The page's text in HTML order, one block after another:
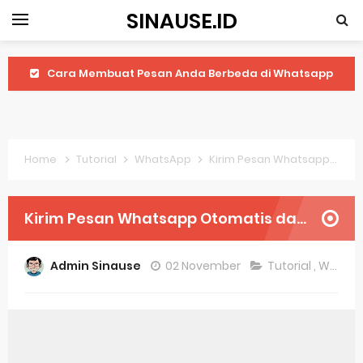
SINAUSE.ID
Cara Membuat Pesan Anda Berbeda di Whatsapp
Harga Laptop Acer Windows 10
Keytweak Windows 10
Home Tutorial WhatsApp Kirim Pesan Whatsapp Otomatis dan Terjadwal
Kirim Pesan Whatsapp Otomatis dan Terjadwal
Admin Sinause 02 November Tutorial , WhatsApp